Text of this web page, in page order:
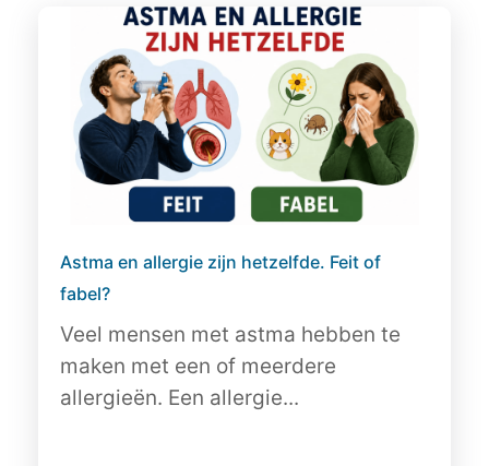
Astma en allergie zijn hetzelfde. Feit of
fabel?
Veel mensen met astma hebben te
maken met een of meerdere
allergieën. Een allergie...